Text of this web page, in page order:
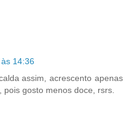
14:36
assim, acrescento apenas
pois gosto menos doce, rsrs.